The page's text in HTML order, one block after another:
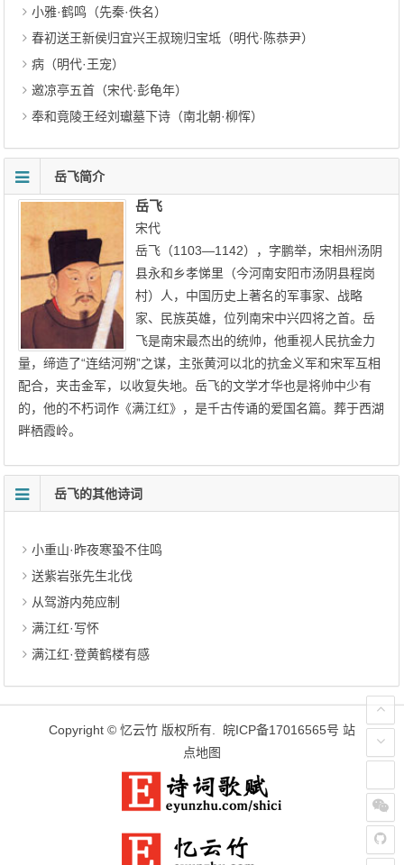
小雅·鹤鸣（先秦·佚名）
春初送王新侯归宜兴王叔琬归宝坻（明代·陈恭尹）
病（明代·王宠）
邀凉亭五首（宋代·彭龟年）
奉和竟陵王经刘瓛墓下诗（南北朝·柳恽）
岳飞简介
岳飞
宋代
岳飞（1103—1142），字鹏举，宋相州汤阴
县永和乡孝悌里（今河南安阳市汤阴县程岗
村）人，中国历史上著名的军事家、战略
家、民族英雄，位列南宋中兴四将之首。岳
飞是南宋最杰出的统帅，他重视人民抗金力
量，缔造了“连结河朔”之谋，主张黄河以北的抗金义军和宋军互相
配合，夹击金军，以收复失地。岳飞的文学才华也是将帅中少有
的，他的不朽词作《满江红》，是千古传诵的爱国名篇。葬于西湖
畔栖霞岭。
岳飞的其他诗词
小重山·昨夜寒蛩不住鸣
送紫岩张先生北伐
从驾游内苑应制
满江红·写怀
满江红·登黄鹤楼有感
Copyright © 忆云竹 版权所有. 皖ICP备17016565号 站
点地图